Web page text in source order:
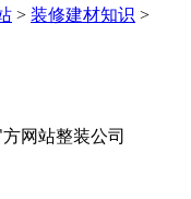
> 装修建材知识 >
网站整装公司